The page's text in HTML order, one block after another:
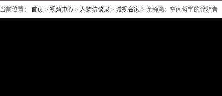
当前位置： 首页 > 视频中心 > 人物访谈录 > 城视名家 > 余静赣：空间哲学的诠释者